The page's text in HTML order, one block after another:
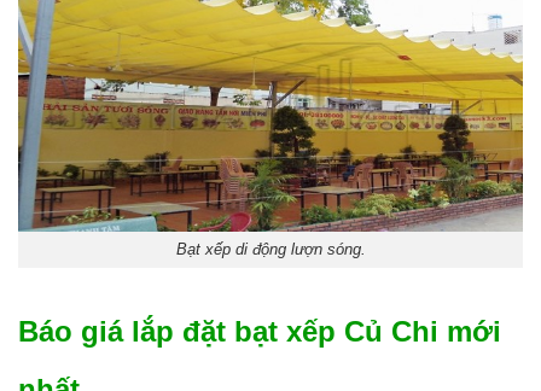
Bạt xếp di động lượn sóng.
Báo giá lắp đặt bạt xếp Củ Chi mới